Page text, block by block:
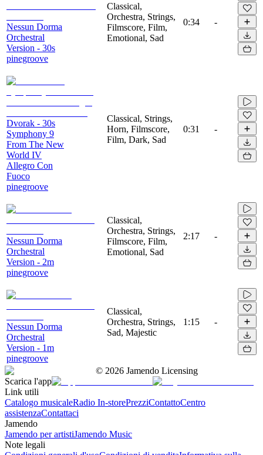
Nessun Dorma
Orchestral
Version - 30s
pinegroove
Classical,
Orchestra, Strings,
Filmscore, Film,
Emotional, Sad
0:34 -
Dvorak - 30s
Symphony 9
From The New
World IV
Allegro Con
Fuoco
pinegroove
Classical, Strings,
Horn, Filmscore,
Film, Dark, Sad
0:31 -
Nessun Dorma
Orchestral
Version - 2m
pinegroove
Classical,
Orchestra, Strings,
Filmscore, Film,
Emotional, Sad
2:17 -
Nessun Dorma
Orchestral
Version - 1m
pinegroove
Classical,
Orchestra, Strings,
Sad, Majestic
1:15 -
© 2026 Jamendo Licensing
Scarica l'app
Link utili
Catalogo musicaleRadio In-storePrezziContattoCentro
assistenzaContattaci
Jamendo
Jamendo per artistiJamendo Music
Note legali